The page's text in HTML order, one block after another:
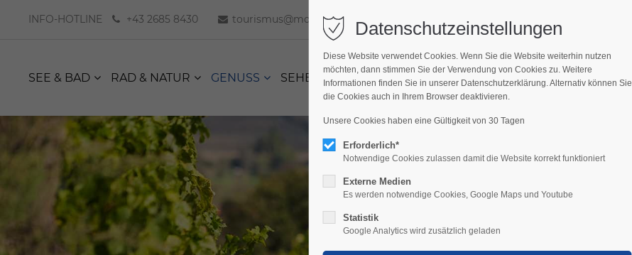
INFO-HOTLINE +43 2685 8430 tourismus@moerbisch.com
SEE & BAD RAD & NATUR GENUSS SEHENSWERT KIDS
Datenschutzeinstellungen
Diese Website verwendet Cookies. Wenn Sie die Website weiterhin nutzen
möchten, dann stimmen Sie der Verwendung von Cookies zu. Weitere
Informationen finden Sie in unserer Datenschutzerklärung. Alternativ können Sie
die Cookies auch in Ihrem Browser deaktivieren.
Unsere Cookies haben eine Gültigkeit von 30 Tagen
Erforderlich*
Notwendige Cookies zulassen damit die Website korrekt funktioniert
Externe Medien
Es werden notwendige Cookies, Google Maps und Youtube
Statistik
Google Analytics wird zusätzlich geladen